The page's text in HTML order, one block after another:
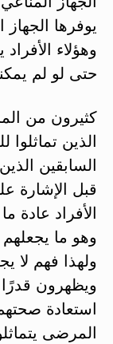
يوفرها
وهؤلاء
حتى لو لم
كثيرون من
الذين
السابقين
قبل الإشارة
الأفراد عادة
وهو ما
ولهذا فهم لا
ويظهرون
استعادة
المرضى